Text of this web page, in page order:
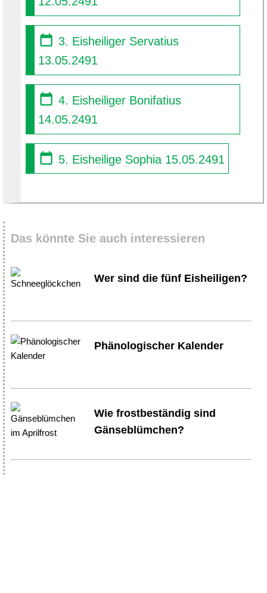
3. Eisheiliger Servatius
13.05.2491
4. Eisheiliger Bonifatius
14.05.2491
5. Eisheilige Sophia 15.05.2491
Das könnte Sie auch interessieren
Wer sind die fünf Eisheiligen?
Phänologischer Kalender
Wie frostbeständig sind
Gänseblümchen?